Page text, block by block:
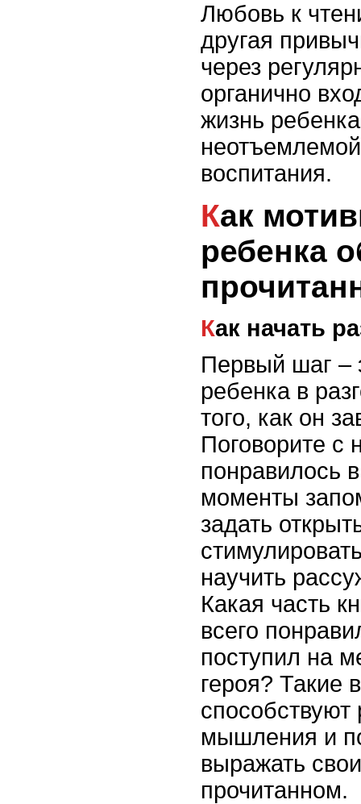
Любовь к
другая
через
органично
жизнь
воспитания.
Как мотивировать
ребенка
Как начать
Первый шаг –
ребенка в
того, как он
Поговорите с
понравилось
моменты
задать
научить
Какая часть
всего
поступил на
героя? Такие
способствуют
мышления и
выражать
прочитанном.